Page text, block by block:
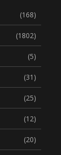
(168)
(1802)
(5)
(31)
(25)
(12)
(20)